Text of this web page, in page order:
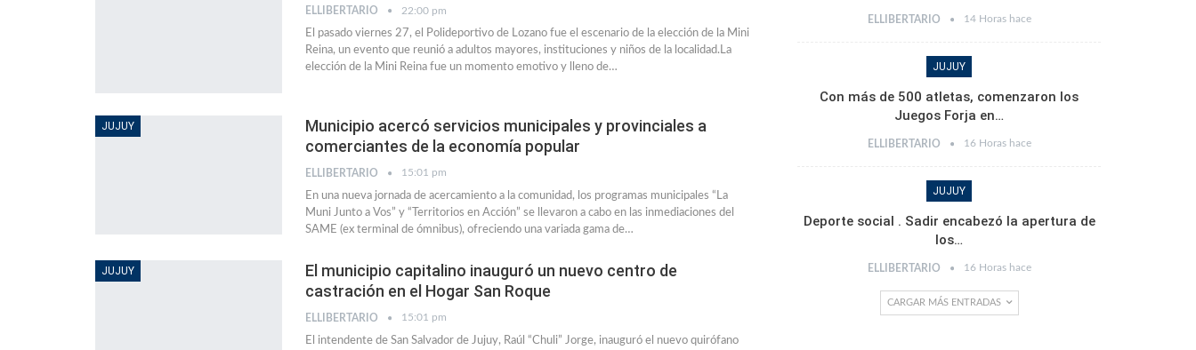
ELLIBERTARIO 22:00 pm
El pasado viernes 27, el Polideportivo de Lozano fue el escenario de la elección de la Mini
Reina, un evento que reunió a adultos mayores, instituciones y niños de la localidad.La
elección de la Mini Reina fue un momento emotivo y lleno de…
JUJUY
Municipio acercó servicios municipales y provinciales a
comerciantes de la economía popular
ELLIBERTARIO 15:01 pm
En una nueva jornada de acercamiento a la comunidad, los programas municipales “La
Muni Junto a Vos” y “Territorios en Acción” se llevaron a cabo en las inmediaciones del
SAME (ex terminal de ómnibus), ofreciendo una variada gama de…
JUJUY
El municipio capitalino inauguró un nuevo centro de
castración en el Hogar San Roque
ELLIBERTARIO 15:01 pm
El intendente de San Salvador de Jujuy, Raúl “Chuli” Jorge, inauguró el nuevo quirófano
ELLIBERTARIO 14 Horas hace
JUJUY
Con más de 500 atletas, comenzaron los
Juegos Forja en…
ELLIBERTARIO 16 Horas hace
JUJUY
Deporte social . Sadir encabezó la apertura de
los…
ELLIBERTARIO 16 Horas hace
CARGAR MÁS ENTRADAS